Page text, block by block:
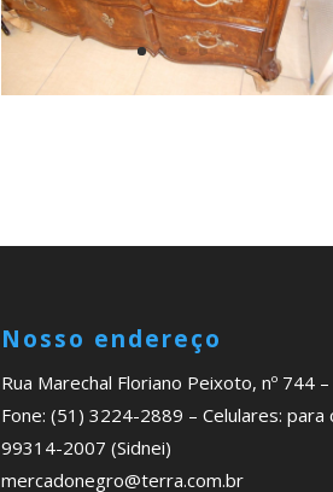
Nosso endereço
Rua Marechal Floriano Peixoto, nº 744
Fone: (51) 3224-2889 – Celulares:
99314-2007 (Sidnei)
mercadonegro@terra.com.br